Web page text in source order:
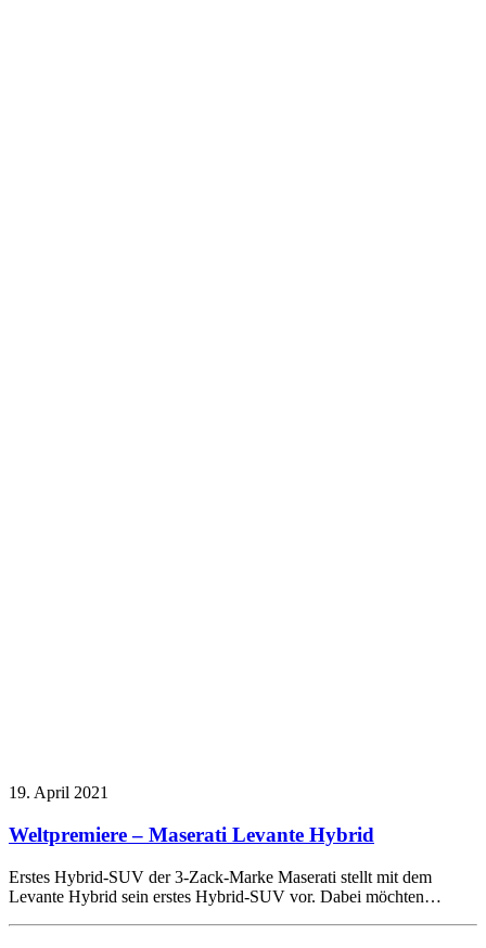
19. April 2021
Weltpremiere – Maserati Levante Hybrid
Erstes Hybrid-SUV der 3-Zack-Marke Maserati stellt mit dem
Levante Hybrid sein erstes Hybrid-SUV vor. Dabei möchten…